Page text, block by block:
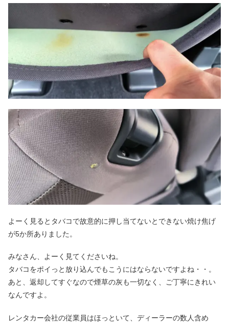
よーく見るとタバコで故意的に押し当てないとできない焼け焦げ
が5か所ありました。
みなさん、よーく見てくださいね。
タバコをポイっと放り込んでもこうにはならないですよね・・。
あと、返却してすぐなので煙草の灰も一切なく、ご丁寧にきれい
なんですよ。
レンタカー会社の従業員はほっといて、ディーラーの数人含め